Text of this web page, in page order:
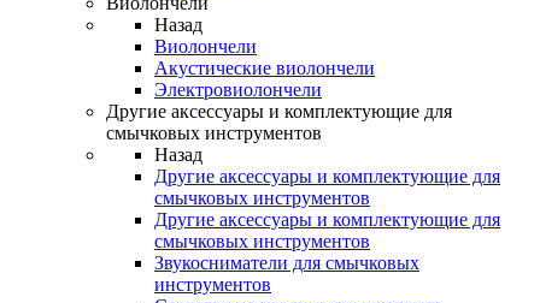
Назад
Виолончели
Акустические виолончели
Электровиолончели
Другие аксессуары и комплектующие для
смычковых инструментов
Назад
Другие аксессуары и комплектующие для
смычковых инструментов
Другие аксессуары и комплектующие для
смычковых инструментов
Звукосниматели для смычковых
инструментов